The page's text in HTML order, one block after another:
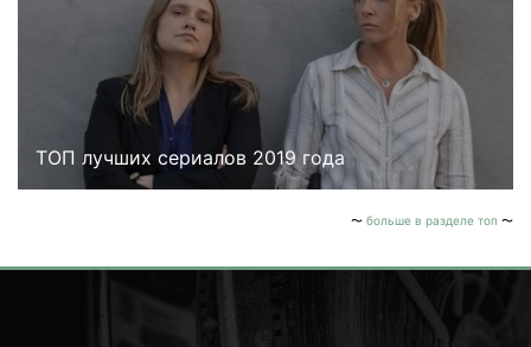
ТОП лучших сериалов 2019 года
больше в разделе топ